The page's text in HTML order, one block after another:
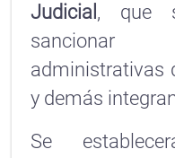
Judicial , que
sancionar
administrativas
y demás
Se